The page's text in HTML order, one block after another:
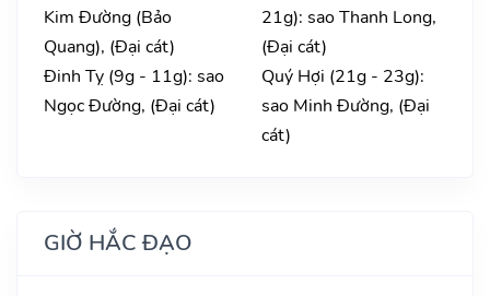
Kim Đường (Bảo
Quang), (Đại cát)
Đinh Tỵ (9g - 11g): sao
Ngọc Đường, (Đại cát)
21g): sao Thanh Long,
(Đại cát)
Quý Hợi (21g - 23g):
sao Minh Đường, (Đại
cát)
GIỜ HẮC ĐẠO